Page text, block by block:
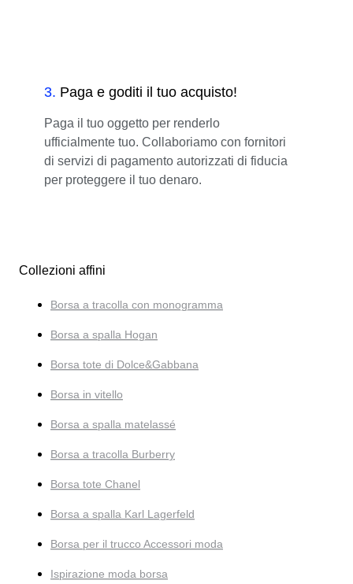
3. Paga e goditi il tuo acquisto!
Paga il tuo oggetto per renderlo
ufficialmente tuo. Collaboriamo con fornitori
di servizi di pagamento autorizzati di fiducia
per proteggere il tuo denaro.
Collezioni affini
Borsa a tracolla con monogramma
Borsa a spalla Hogan
Borsa tote di Dolce&Gabbana
Borsa in vitello
Borsa a spalla matelassé
Borsa a tracolla Burberry
Borsa tote Chanel
Borsa a spalla Karl Lagerfeld
Borsa per il trucco Accessori moda
Ispirazione moda borsa